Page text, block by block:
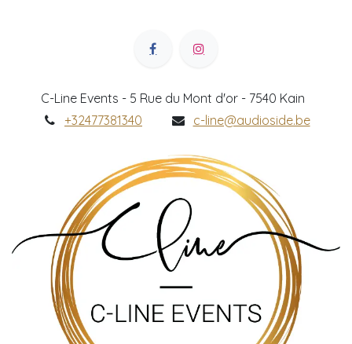
C-Line Events - 5 Rue du Mont d'or - 7540 Kain
+32477381340
c-line@audioside.be